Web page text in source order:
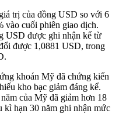
trị của đồng USD so với 6
vào cuối phiên giao dịch.
USD được ghi nhận kể từ
được 1,0881 USD, trong
khoán Mỹ đã chứng kiến
kho bạc giảm đáng kể.
của Mỹ đã giảm hơn 18
kì hạn 30 năm ghi nhận mức